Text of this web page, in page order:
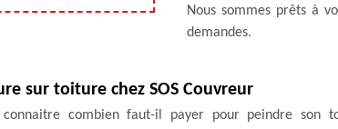
Nous sommes prêts à
demandes.
sur toiture chez SOS Couvreur
connaitre combien faut-il payer pour peindre son